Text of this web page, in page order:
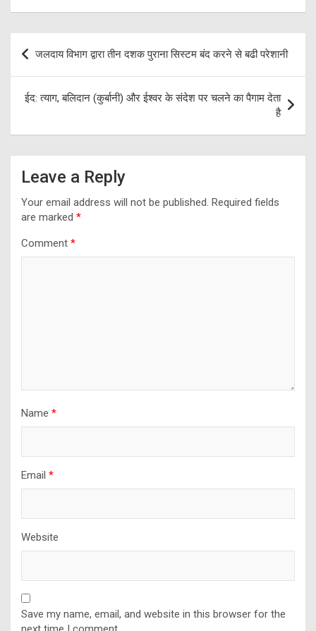
Post
navigation
जलदाय विभाग द्वारा तीन दशक पुराना सिस्टम बंद करने से बढी परेशानी
ईद: त्याग, बलिदान (कुर्बानी) और ईश्वर के संदेश पर चलने का पैगाम देता
है
Leave a Reply
Your email address will not be published. Required fields
are marked *
Comment *
Name *
Email *
Website
Save my name, email, and website in this browser for the